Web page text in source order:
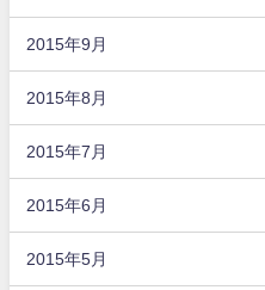
2015年9月
2015年8月
2015年7月
2015年6月
2015年5月